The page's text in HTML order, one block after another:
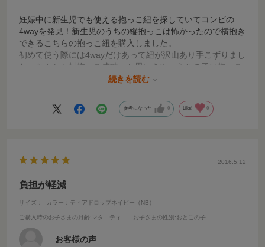
妊娠中に新生児でも使える抱っこ紐を探していてコンビの
4wayを発見！新生児のうちの縦抱っこは怖かったので横抱き
できるこちらの抱っこ紐を購入しました。
初めて使う際には4wayだけあって紐が沢山あり手こずりまし
た。なんとか横抱っこ成功…と思いきや、うちの子は抱っこ
紐を使った横抱っこはイヤだったらしくぎゃん泣きでした
最近首がしっかりしてきたので縦抱っこをするのに使ってみ
ると、泣きもせず、しばらくすると寝てしまいました(^^)
続きを読む
参考になった 0 Like! 0
2016.5.12
負担が軽減
サイズ：- カラー：ティアドロップネイビー（NB）
ご購入時のお子さまの月齢:マタニティ お子さまの性別 :おとこの子
お客様の声